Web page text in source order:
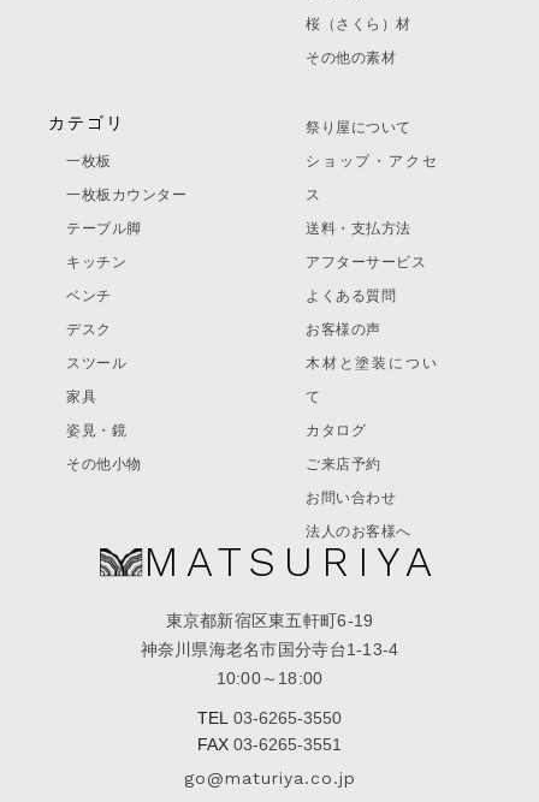
MATSURIYA
東京都新宿区東五軒町6-19
神奈川県海老名市国分寺台1-13-4
10:00～18:00
TEL 03-6265-3550
FAX 03-6265-3551
go@maturiya.co.jp
桜（さくら）材
その他の素材
カテゴリ
一枚板
一枚板カウンター
テーブル脚
キッチン
ベンチ
デスク
スツール
家具
姿見・鏡
その他小物
祭り屋について
ショップ・アクセ
ス
送料・支払方法
アフターサービス
よくある質問
お客様の声
木材と塗装につい
て
カタログ
ご来店予約
お問い合わせ
法人のお客様へ